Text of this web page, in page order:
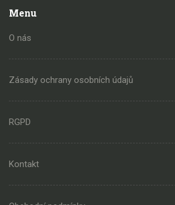
Menu
O nás
Zásady ochrany osobních údajů
RGPD
Kontakt